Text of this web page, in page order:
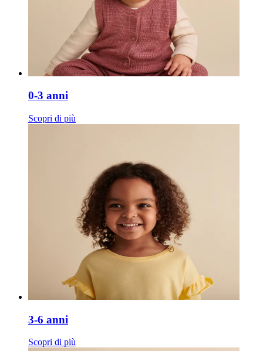
0-3 anni
Scopri di più
3-6 anni
Scopri di più